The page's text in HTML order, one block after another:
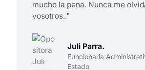
mucho la pena. Nunca me
vosotros.."
Juli Parra.
Funcionaria
Estado